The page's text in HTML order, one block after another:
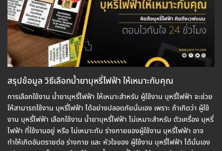
สรุปข้อมูล วิธีเลือกน้ำยาบุหรี่ไฟฟ้า ให้เหมาะกับคุณ
การเลือกใช้งาน น้ำยาบุหรี่ไฟฟ้า ให้เหมาะสำหรับ ผู้ใช้งาน บุหรี่ไฟฟ้า จะช่วย
ให้สามารถใช้งาน บุหรี่ไฟฟ้า ได้อย่างปลอดภัยนั่นเอง เพราะ ถ้าเกิดว่า ผู้ใช้
งาน บุหรี่ไฟฟ้า เลือกใช้งาน น้ำยาบุหรี่ไฟฟ้า ไม่เหมาะสำหรับ ตัวเครื่อง บุหรี่
ไฟฟ้า ที่ใช้งานอยู่ หรือ ไม่เหมาะกับ ร่างกายของผู้ใช้งาน บุหรี่ไฟฟ้า อาจ
ทำให้เกิดอันตรายต่อ ร่างกาย และ หัวใจของ ผู้ใช้งาน บุหรี่ไฟฟ้า ได้นั่นเอง